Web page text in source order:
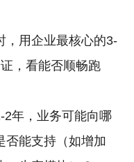
，用企业最核心的3-
，看能否顺畅跑
2年，业务可能向哪
否能支持（如增加